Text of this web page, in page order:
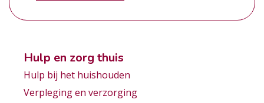
Hulp en zorg thuis
Hulp bij het huishouden
Verpleging en verzorging